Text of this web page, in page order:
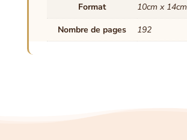
Format
10cm x 14cm
Nombre de pages
192